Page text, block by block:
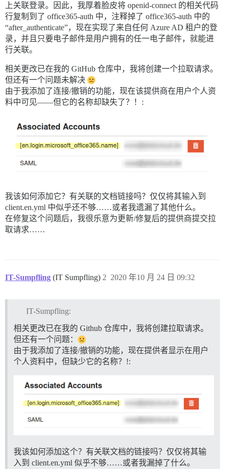
上关联登录。因此，我厚着脸皮将 openid-connect 的相关代码
行复制到了 office365-auth 中，注释掉了 office365-auth 中的
“after_authenticate”，现在实现了来自任何 Azure AD 租户的登
录，并且只要电子邮件是用户拥有的任一电子邮件，就能进
行关联。
相关更改已在我的 GitHub 仓库中，我将创建一个拉取请求。
但还有一个问题未解决
由于我添加了连接/撤销的功能，现在该提供商在用户个人资
料中可见——但它的名称却缺失了？！:
我该如何添加它？有关联的文档链接吗？仅仅将其输入到
client.en.yml 中似乎还不够……或者我遗漏了其他什么。
在修复这个问题后，我很乐意为更新/修复后的提供商提交拉
取请求……
IT-Sumpfling (IT Sumpfling) 2020 年10 月 24 日 09:32
2
IT-Sumpfling:
相关更改已在我的 Github 仓库中，我将创建拉取请求。
但还有一个问题：
由于我添加了连接/撤销的功能，现在提供者显示在用户
个人资料中，但缺少它的名称？!:
我该如何添加这个？有关联文档的链接吗？仅仅将其输
入到 client.en.yml 似乎不够……或者我漏掉了什么。